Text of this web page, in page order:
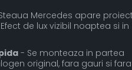
Mercedes apare
de lux vizibil noaptea si in
- Se monteaza in partea
original, fara gauri si fara